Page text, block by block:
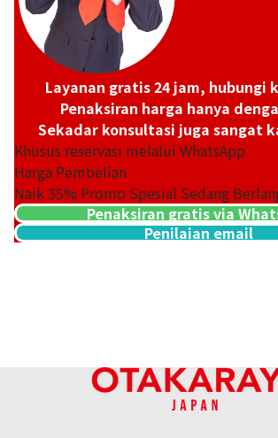
Layanan gratis 24 jam, hubungi
Penaksiran harga hanya
Sekadar konsultasi juga sangat
Khusus reservasi melalui WhatsApp
Harga Pembelian
Naik35% Promo Spesial Sedang
Penaksiran gratis via
Penilaian email